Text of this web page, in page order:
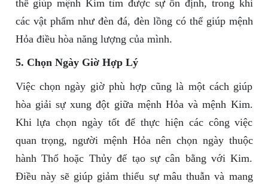
thể giúp mệnh Kim tìm được sự ổn định, trong khi
các vật phẩm như đèn đá, đèn lồng có thể giúp mệnh
Hỏa điều hòa năng lượng của mình.
5. Chọn Ngày Giờ Hợp Lý
Việc chọn ngày giờ phù hợp cũng là một cách giúp
hòa giải sự xung đột giữa mệnh Hỏa và mệnh Kim.
Khi lựa chọn ngày tốt để thực hiện các công việc
quan trọng, người mệnh Hỏa nên chọn ngày thuộc
hành Thổ hoặc Thủy để tạo sự cân bằng với Kim.
Điều này sẽ giúp giảm thiểu sự mâu thuẫn và mang